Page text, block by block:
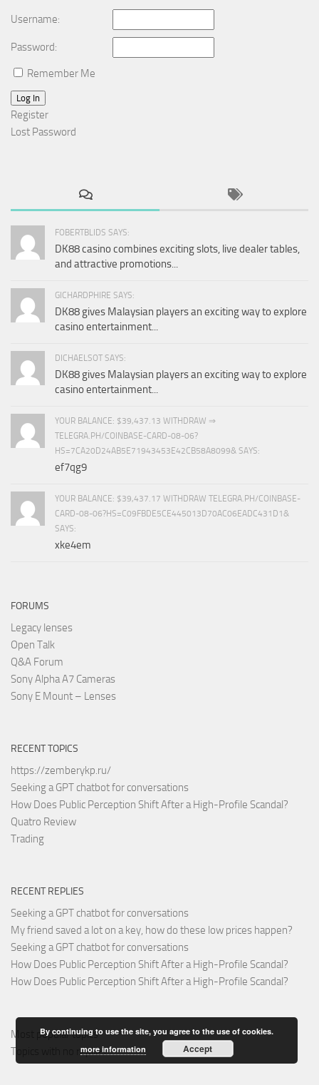
Username:
Password:
Remember Me
Log In
Register
Lost Password
FOBERTBLIDS SAYS:
DK88 casino combines exciting slots, live dealer tables,
and attractive promotions...
GICHARDPHIRE SAYS:
DK88 gives Malaysian players an exciting way to explore
casino entertainment...
DICHAELSOT SAYS:
DK88 gives Malaysian players an exciting way to explore
casino entertainment...
YOUR BALANCE: $39,437.13 WITHDRAW ⇒
TELEGRA.PH/COINBASE-CARD-08-06?
HS=7CA20D24AB5E71943453E42CB58A8099& SAYS:
ef7qg9
YOUR BALANCE: $39,437.17 WITHDRAW TELEGRA.PH/COINBASE-
CARD-08-06?HS=C09FBDE5CE445013D70AC06EADC431D1&
SAYS:
xke4em
FORUMS
Legacy lenses
Open Talk
Q&A Forum
Sony Alpha A7 Cameras
Sony E Mount – Lenses
RECENT TOPICS
https://zemberykp.ru/
Seeking a GPT chatbot for conversations
How Does Public Perception Shift After a High-Profile Scandal?
Quatro Review
Trading
RECENT REPLIES
Seeking a GPT chatbot for conversations
My friend saved a lot on a key, how do these low prices happen?
Seeking a GPT chatbot for conversations
How Does Public Perception Shift After a High-Profile Scandal?
How Does Public Perception Shift After a High-Profile Scandal?
Most popular topics
Topics with no replies
By continuing to use the site, you agree to the use of cookies.
more information
Accept